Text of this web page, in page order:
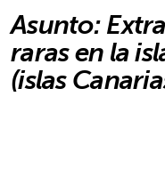
Asunto:
raras en la
(islas